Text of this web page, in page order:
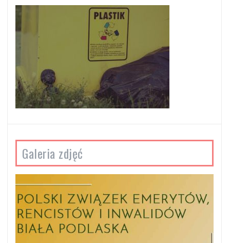
Galeria zdjęć